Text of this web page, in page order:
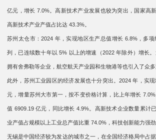
亿元，增长 7.0%。高新技术产业发展也较为突出，国家高
高新技术产业产值占比达 43.3%。
苏州太仓市：2024 年，实现地区生产总值增长 6.8%，多
列，已连续数十年以 5% 以上的增速（2022 年除外）增长。
拥有舍弗勒等企业，航空航天产业园和生物港等也引入了众多
此外，苏州工业园区的经济发展也十分突出。2024 年，实
元，增量苏州大市第一，按不变价格计算，比上年增长
值 6909.19 亿元，同比增长 4.9%。高新技术企业数量累计
业产值占规模以上工业总产值比重 74.0%，科技创新能力强劲
无锡是中国经济较为发达的城市之一，在全国经济格局中占